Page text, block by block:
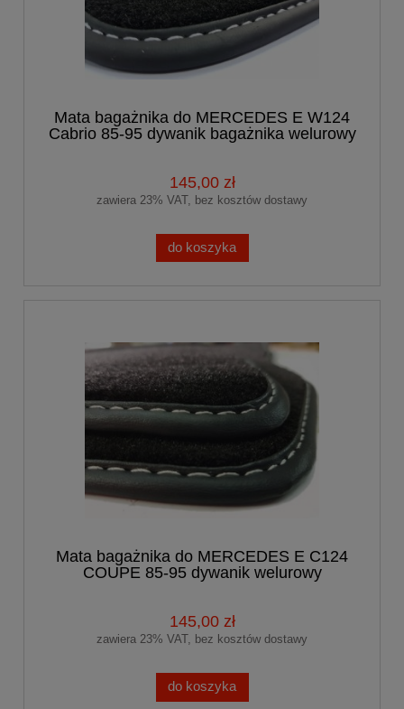
Mata bagażnika do MERCEDES E W124
Cabrio 85-95 dywanik bagażnika welurowy
145,00 zł
zawiera 23% VAT, bez kosztów dostawy
do koszyka
Mata bagażnika do MERCEDES E C124
COUPE 85-95 dywanik welurowy
145,00 zł
zawiera 23% VAT, bez kosztów dostawy
do koszyka